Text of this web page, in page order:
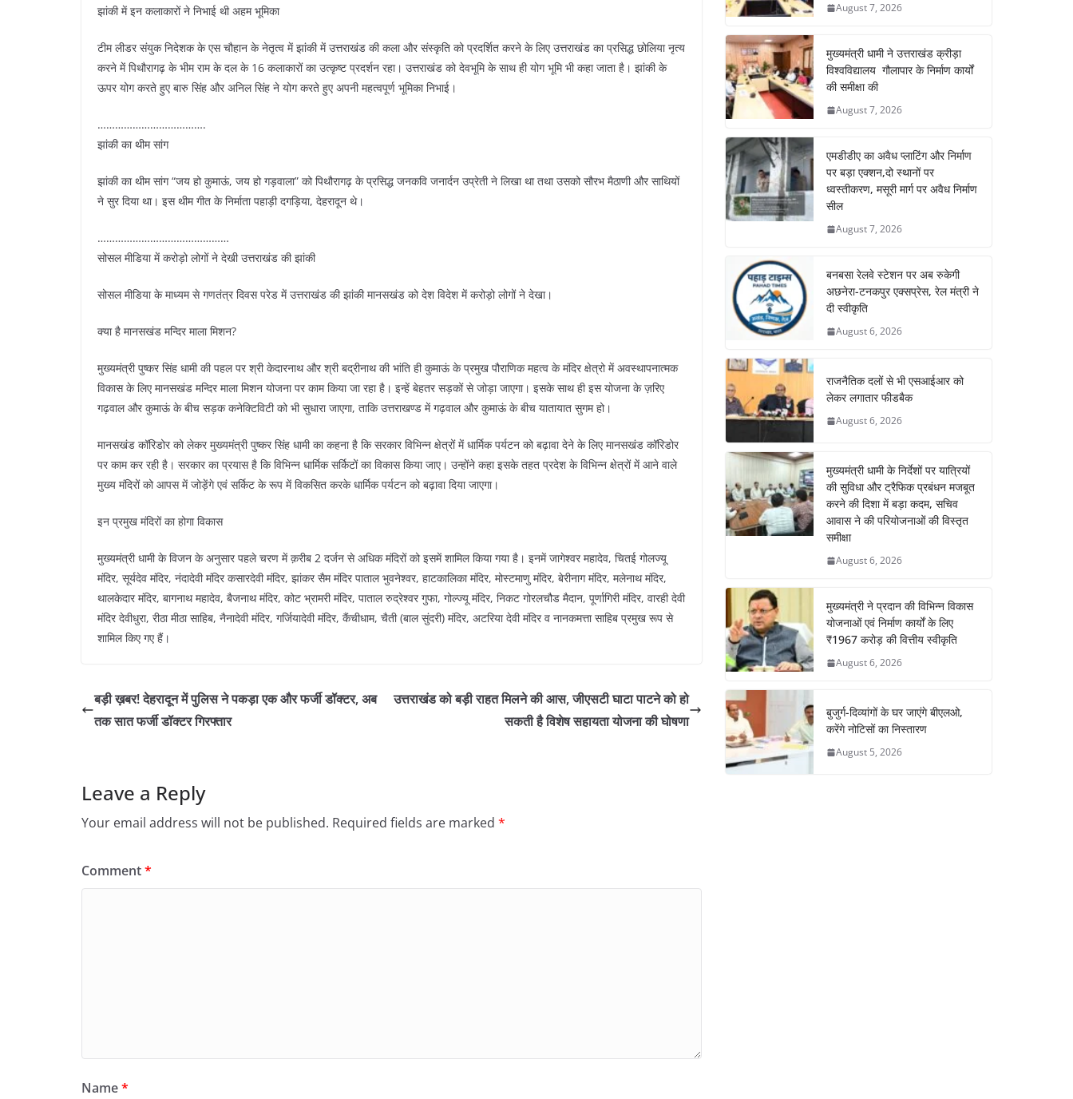
झांकी में इन कलाकारों ने निभाई थी अहम भूमिका
टीम लीडर संयुक निदेशक के एस चौहान के नेतृत्व में झांकी में उत्तराखंड की कला और संस्कृति को प्रदर्शित करने के लिए उत्तराखंड का प्रसिद्ध छोलिया नृत्य
करने में पिथौरागढ़ के भीम राम के दल के 16 कलाकारों का उत्कृष्ट प्रदर्शन रहा। उत्तराखंड को देवभूमि के साथ ही योग भूमि भी कहा जाता है। झांकी के
ऊपर योग करते हुए बारु सिंह और अनिल सिंह ने योग करते हुए अपनी महत्वपूर्ण भूमिका निभाई।
……………………………….
झांकी का थीम सांग
झांकी का थीम सांग “जय हो कुमाऊं, जय हो गड़वाला” को पिथौरागढ़ के प्रसिद्ध जनकवि जनार्दन उप्रेती ने लिखा था तथा उसको सौरभ मैठाणी और साथियों
ने सुर दिया था। इस थीम गीत के निर्माता पहाड़ी दगड़िया, देहरादून थे।
………………………………………
सोसल मीडिया में करोड़ो लोगों ने देखी उत्तराखंड की झांकी
सोसल मीडिया के माध्यम से गणतंत्र दिवस परेड में उत्तराखंड की झांकी मानसखंड को देश विदेश में करोड़ो लोगों ने देखा।
क्या है मानसखंड मन्दिर माला मिशन?
मुख्यमंत्री पुष्कर सिंह धामी की पहल पर श्री केदारनाथ और श्री बद्रीनाथ की भांति ही कुमाऊं के प्रमुख पौराणिक महत्व के मंदिर क्षेत्रो में अवस्थापनात्मक
विकास के लिए मानसखंड मन्दिर माला मिशन योजना पर काम किया जा रहा है। इन्हें बेहतर सड़कों से जोड़ा जाएगा। इसके साथ ही इस योजना के ज़रिए
गढ़वाल और कुमाऊं के बीच सड़क कनेक्टिविटी को भी सुधारा जाएगा, ताकि उत्तराखण्ड में गढ़वाल और कुमाऊं के बीच यातायात सुगम हो।
मानसखंड कॉरिडोर को लेकर मुख्यमंत्री पुष्कर सिंह धामी का कहना है कि सरकार विभिन्न क्षेत्रों में धार्मिक पर्यटन को बढ़ावा देने के लिए मानसखंड कॉरिडोर
पर काम कर रही है। सरकार का प्रयास है कि विभिन्न धार्मिक सर्किटों का विकास किया जाए। उन्होंने कहा इसके तहत प्रदेश के विभिन्न क्षेत्रों में आने वाले
मुख्य मंदिरों को आपस में जोड़ेंगे एवं सर्किट के रूप में विकसित करके धार्मिक पर्यटन को बढ़ावा दिया जाएगा।
इन प्रमुख मंदिरों का होगा विकास
मुख्यमंत्री धामी के विजन के अनुसार पहले चरण में क़रीब 2 दर्जन से अधिक मंदिरों को इसमें शामिल किया गया है। इनमें जागेश्वर महादेव, चितई गोलज्यू
मंदिर, सूर्यदेव मंदिर, नंदादेवी मंदिर कसारदेवी मंदिर, झांकर सैम मंदिर पाताल भुवनेश्वर, हाटकालिका मंदिर, मोस्टमाणु मंदिर, बेरीनाग मंदिर, मलेनाथ मंदिर,
थालकेदार मंदिर, बागनाथ महादेव, बैजनाथ मंदिर, कोट भ्रामरी मंदिर, पाताल रुद्रेश्वर गुफा, गोल्ज्यू मंदिर, निकट गोरलचौड मैदान, पूर्णागिरी मंदिर, वारही देवी
मंदिर देवीधुरा, रीठा मीठा साहिब, नैनादेवी मंदिर, गर्जियादेवी मंदिर, कैंचीधाम, चैती (बाल सुंदरी) मंदिर, अटरिया देवी मंदिर व नानकमत्ता साहिब प्रमुख रूप से
शामिल किए गए हैं।
बड़ी ख़बर! देहरादून में पुलिस ने पकड़ा एक और फर्जी डॉक्टर, अब
तक सात फर्जी डॉक्टर गिरफ्तार
उत्तराखंड को बड़ी राहत मिलने की आस, जीएसटी घाटा पाटने को हो
सकती है विशेष सहायता योजना की घोषणा
Leave a Reply
Your email address will not be published. Required fields are marked *
Comment*
Name*
August 7, 2026
मुख्यमंत्री धामी ने उत्तराखंड क्रीड़ा
विश्वविद्यालय गौलापार के निर्माण कार्यों
की समीक्षा की
August 7, 2026
एमडीडीए का अवैध प्लाटिंग और निर्माण
पर बड़ा एक्शन,दो स्थानों पर
ध्वस्तीकरण, मसूरी मार्ग पर अवैध निर्माण
सील
August 7, 2026
बनबसा रेलवे स्टेशन पर अब रुकेगी
अछनेरा-टनकपुर एक्सप्रेस, रेल मंत्री ने
दी स्वीकृति
August 6, 2026
राजनैतिक दलों से भी एसआईआर को
लेकर लगातार फीडबैक
August 6, 2026
मुख्यमंत्री धामी के निर्देशों पर यात्रियों
की सुविधा और ट्रैफिक प्रबंधन मजबूत
करने की दिशा में बड़ा कदम, सचिव
आवास ने की परियोजनाओं की विस्तृत
समीक्षा
August 6, 2026
मुख्यमंत्री ने प्रदान की विभिन्न विकास
योजनाओं एवं निर्माण कार्यों के लिए
₹1967 करोड़ की वित्तीय स्वीकृति
August 6, 2026
बुजुर्ग-दिव्यांगों के घर जाएंगे बीएलओ,
करेंगे नोटिसों का निस्तारण
August 5, 2026